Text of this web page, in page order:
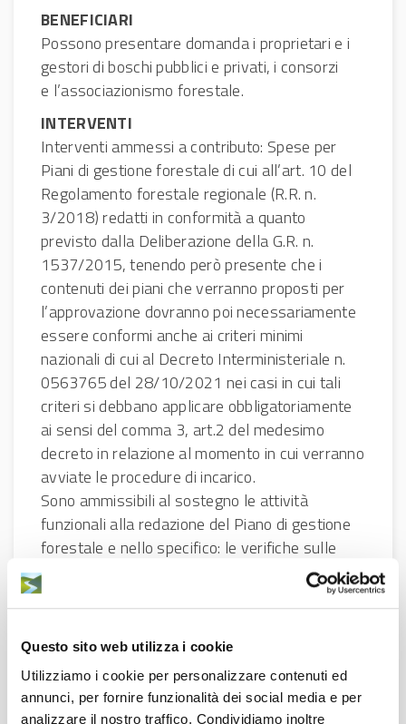
Questo sito web utilizza i cookie
Utilizziamo i cookie per personalizzare contenuti ed
annunci, per fornire funzionalità dei social media e per
analizzare il nostro traffico. Condividiamo inoltre
BENEFICIARI
Possono presentare domanda i proprietari e i
gestori di boschi pubblici e privati, i consorzi
e l’associazionismo forestale.
INTERVENTI
Interventi ammessi a contributo: Spese per
Piani di gestione forestale di cui all’art. 10 del
Regolamento forestale regionale (R.R. n.
3/2018) redatti in conformità a quanto
previsto dalla Deliberazione della G.R. n.
1537/2015, tenendo però presente che i
contenuti dei piani che verranno proposti per
l’approvazione dovranno poi necessariamente
essere conformi anche ai criteri minimi
nazionali di cui al Decreto Interministeriale n.
0563765 del 28/10/2021 nei casi in cui tali
criteri si debbano applicare obbligatoriamente
ai sensi del comma 3, art.2 del medesimo
decreto in relazione al momento in cui verranno
avviate le procedure di incarico.
Sono ammissibili al sostegno le attività
funzionali alla redazione del Piano di gestione
forestale e nello specifico: le verifiche sulle
proprietà, i rilievi di campagna (rilievi
dendrometrici e descrizioni
l’eventuale realizzazione di aree campione, la
produzione delle bozze dei documenti di Piano
da sottoporre ad istruttoria tecnica, la
produzione degli elaborati finali del Piano